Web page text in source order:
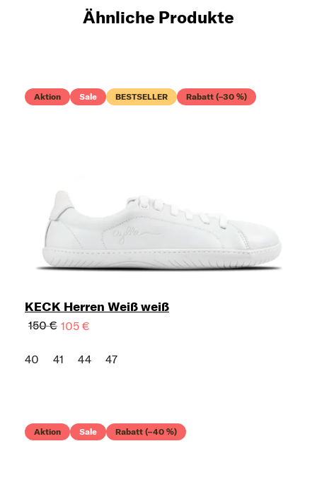
Ähnliche Produkte
Aktion Sale BESTSELLER Rabatt (–30 %)
KECK Herren Weiß weiß
150 € 105 €
40 41 44 47
Aktion Sale Rabatt (–40 %)